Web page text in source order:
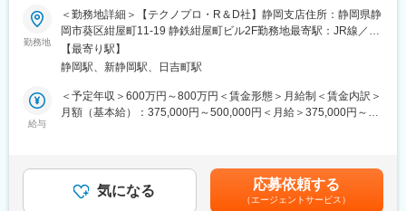
研究員が働きながら学位取得を目指せる制度です。会社が受験料
から、入学金、授業料までの全額を負担。在学中はもちろん給与
は100%支給、福利厚生も他の研究員と同様に利用可能です。
◇当社は業界大手テクノプロの化学・バイオ分野に特化した社内
カンパニーです。大学、民間企業、公的研究機関等に対し、人材
いプロジェクトを数多く支援しています。これからも社会課題の
解決、豊な社会の実現に貢献しています。
多く支援】
■業務概要：
バイオ・ケモインフォマティクス業務を担当します。
シークエンス解析、オミクス解析、立体構造・相互作用予測、合
成経路探索、AI解析（機械学習/深層学習）、MD・MOシミュレー
ションなどがあります。
＜プロジェクト例＞
・抗体のモデリング、ドッキングシミュレーション
・ヒトiPS細胞由来オルガノイド研究におけるバイオインフォマテ
ィクス
勤務地
＜勤務地詳細＞【テクノプロ・R＆D社】静岡支店住所：静岡県静
岡市葵区紺屋町11-19 静鉄紺屋町ビル2F勤務地最寄駅：JR線／静
岡駅受動喫煙対策：屋内全面禁煙変更の範囲：会社の定める事業
所
【最寄り駅】
静岡駅、新静岡駅、日吉町駅
給与
＜予定年収＞600万円～800万円＜賃金形態＞月給制＜賃金内訳＞
月額（基本給）：375,000円～500,000円＜月給＞375,000円～
賃金はあくまでも目安の金額であり、選考を通じて上下する可能
性があります。月給(月額)は固定手当を含めた表記です。
気になる 応募依頼する
（エージェントサービス）